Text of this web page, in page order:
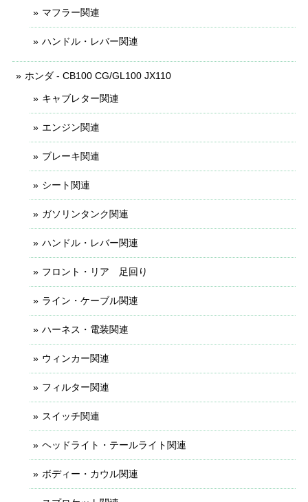
マフラー関連
ハンドル・レバー関連
ホンダ - CB100 CG/GL100 JX110
キャブレター関連
エンジン関連
ブレーキ関連
シート関連
ガソリンタンク関連
ハンドル・レバー関連
フロント・リア 足回り
ライン・ケーブル関連
ハーネス・電装関連
ウィンカー関連
フィルター関連
スイッチ関連
ヘッドライト・テールライト関連
ボディー・カウル関連